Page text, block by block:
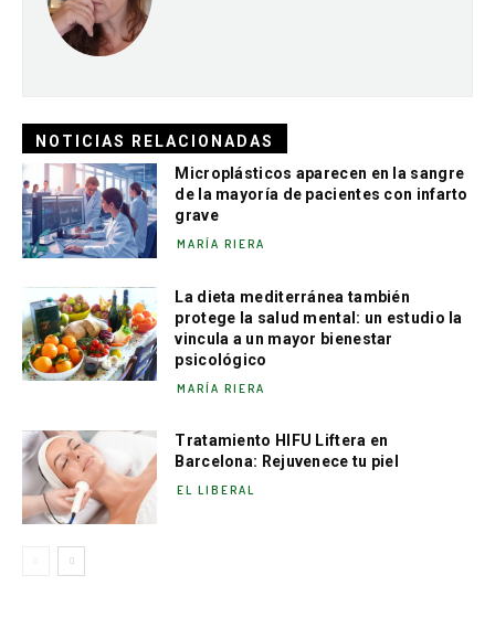
NOTICIAS RELACIONADAS
Microplásticos aparecen en la sangre
de la mayoría de pacientes con infarto
grave
MARÍA RIERA
La dieta mediterránea también
protege la salud mental: un estudio la
vincula a un mayor bienestar
psicológico
MARÍA RIERA
Tratamiento HIFU Liftera en
Barcelona: Rejuvenece tu piel
EL LIBERAL